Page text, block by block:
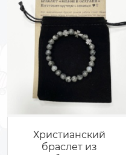
Христианский
браслет из